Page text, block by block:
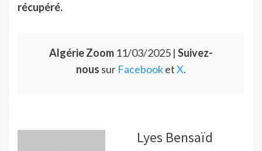
récupéré.
Algérie Zoom 11/03/2025 | Suivez-
nous sur FacebooketX.
Lyes Bensaïd